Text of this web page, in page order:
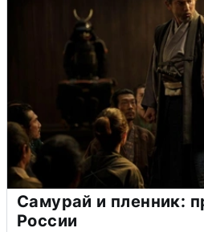
Самурай и пленник:
России